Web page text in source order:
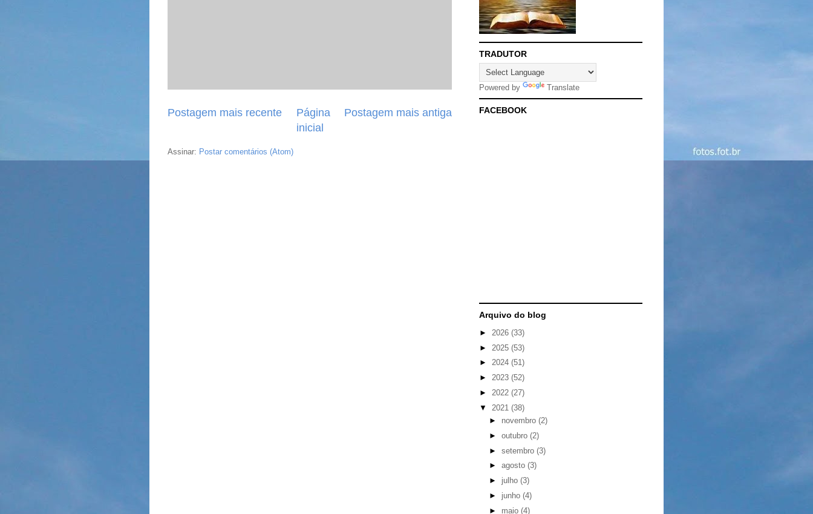
Postagem mais recente Postagem mais antiga
Página
inicial
Assinar: Postar comentários (Atom)
TRADUTOR
Powered by Translate
FACEBOOK
Arquivo do blog
► 2026 (33)
► 2025 (53)
► 2024 (51)
► 2023 (52)
► 2022 (27)
▼ 2021 (38)
► novembro (2)
► outubro (2)
► setembro (3)
► agosto (3)
► julho (3)
► junho (4)
► maio (4)